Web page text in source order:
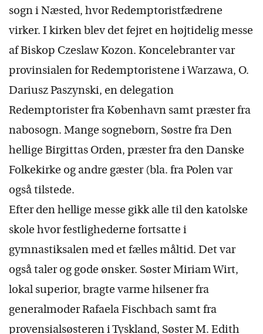
sogn i Næsted, hvor Redemptoristfædrene
virker. I kirken blev det fejret en højtidelig messe
af Biskop Czeslaw Kozon. Koncelebranter var
provinsialen for Redemptoristene i Warzawa, O.
Dariusz Paszynski, en delegation
Redemptorister fra København samt præster fra
nabosogn. Mange sognebørn, Søstre fra Den
hellige Birgittas Orden, præster fra den Danske
Folkekirke og andre gæster (bla. fra Polen var
også tilstede.
Efter den hellige messe gikk alle til den katolske
skole hvor festlighederne fortsatte i
gymnastiksalen med et fælles måltid. Det var
også taler og gode ønsker. Søster Miriam Wirt,
lokal superior, bragte varme hilsener fra
generalmoder Rafaela Fischbach samt fra
provensialsøsteren i Tyskland, Søster M. Edith